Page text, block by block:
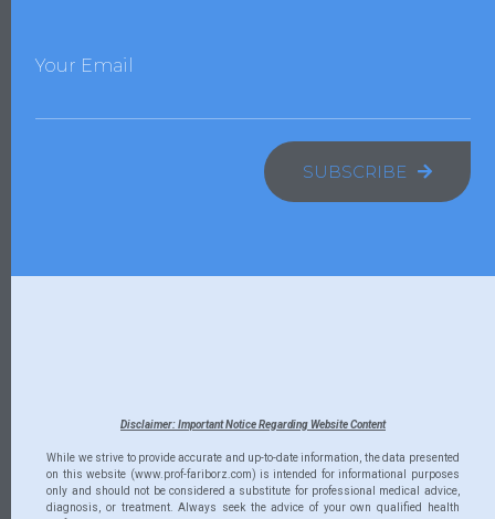
Your Email
SUBSCRIBE
Disclaimer: Important Notice Regarding Website Content
While we strive to provide accurate and up-to-date information, the data presented
on this website (www.prof-fariborz.com) is intended for informational purposes
only and should not be considered a substitute for professional medical advice,
diagnosis, or treatment. Always seek the advice of your own qualified health